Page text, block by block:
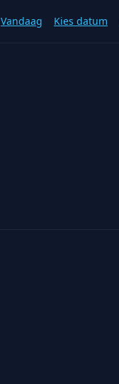
Vandaag Kies datum